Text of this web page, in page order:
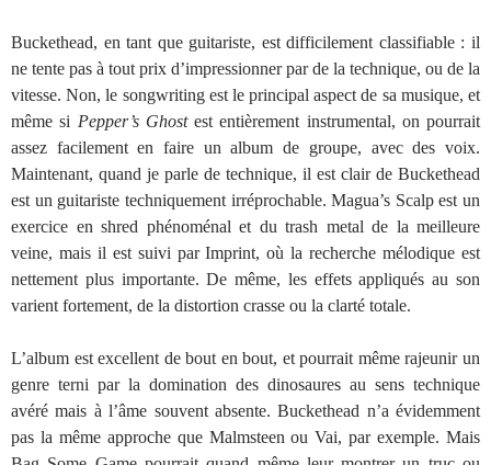
Buckethead, en tant que guitariste, est difficilement classifiable : il
ne tente pas à tout prix d’impressionner par de la technique, ou de la
vitesse. Non, le songwriting est le principal aspect de sa musique, et
même si Pepper’s Ghostest entièrement instrumental, on pourrait
assez facilement en faire un album de groupe, avec des voix.
Maintenant, quand je parle de technique, il est clair de Buckethead
est un guitariste techniquement irréprochable. Magua’s Scalp est un
exercice en shred phénoménal et du trash metal de la meilleure
veine, mais il est suivi par Imprint, où la recherche mélodique est
nettement plus importante. De même, les effets appliqués au son
varient fortement, de la distortion crasse ou la clarté totale.
L’album est excellent de bout en bout, et pourrait même rajeunir un
genre terni par la domination des dinosaures au sens technique
avéré mais à l’âme souvent absente. Buckethead n’a évidemment
pas la même approche que Malmsteen ou Vai, par exemple. Mais